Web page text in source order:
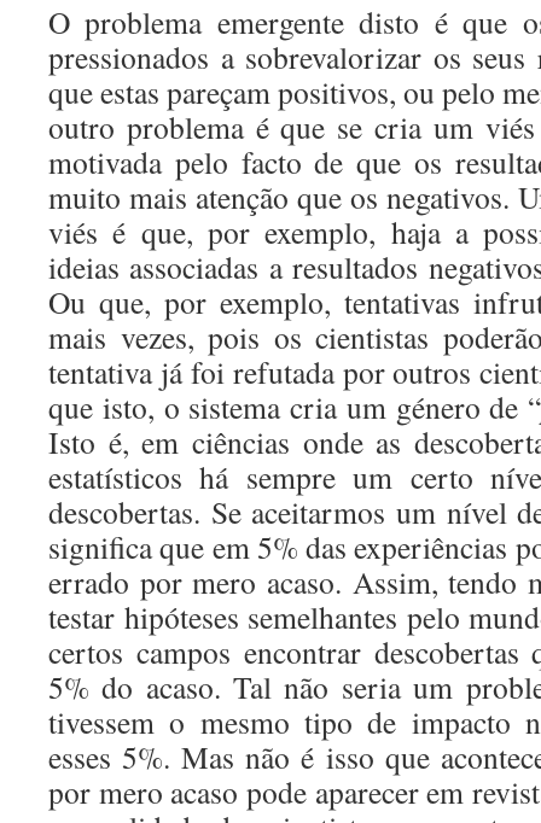
O problema emergente disto é que
pressionados a sobrevalorizar os
que estas pareçam positivos, ou pelo
outro problema é que se cria um
motivada pelo facto de que os
muito mais atenção que os negativos.
viés é que, por exemplo, haja a
ideias associadas a resultados
Ou que, por exemplo, tentativas
mais vezes, pois os cientistas
tentativa já foi refutada por outros
que isto, o sistema cria um género de “
Isto é, em ciências onde as
estatísticos há sempre um certo
descobertas. Se aceitarmos um nível
significa que em 5% das experiências
errado por mero acaso. Assim, tendo
testar hipóteses semelhantes pelo
certos campos encontrar descobertas
5% do acaso. Tal não seria um
tivessem o mesmo tipo de impacto
esses 5%. Mas não é isso que
por mero acaso pode aparecer em